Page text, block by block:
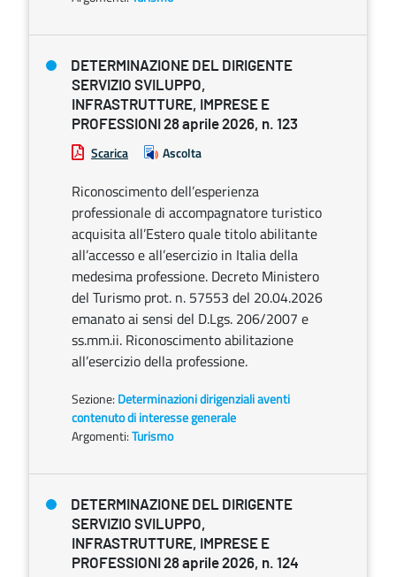
DETERMINAZIONE DEL DIRIGENTE
SERVIZIO SVILUPPO,
INFRASTRUTTURE, IMPRESE E
PROFESSIONI 28 aprile 2026, n. 123
Scarica Ascolta
Riconoscimento dell’esperienza
professionale di accompagnatore turistico
acquisita all’Estero quale titolo abilitante
all’accesso e all’esercizio in Italia della
medesima professione. Decreto Ministero
del Turismo prot. n. 57553 del 20.04.2026
emanato ai sensi del D.Lgs. 206/2007 e
ss.mm.ii. Riconoscimento abilitazione
all’esercizio della professione.
Sezione: Determinazioni dirigenziali aventi
contenuto di interesse generale
Argomenti:Turismo
DETERMINAZIONE DEL DIRIGENTE
SERVIZIO SVILUPPO,
INFRASTRUTTURE, IMPRESE E
PROFESSIONI 28 aprile 2026, n. 124